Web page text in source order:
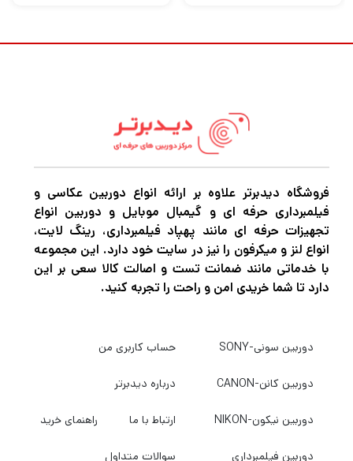
فروشگاه دیدبرتر علاوه بر ارائه انواع دوربین عکاسی و
فیلمبرداری حرفه ای و گیمبال موبایل و دوربین انواع
تجهیزات حرفه ای مانند پهپاد فیلمبرداری، رینگ لایت،
انواع لنز و میکرفون را نیز در سایت خود دارد. این مجموعه
با خدماتی مانند ضمانت تست و اصالت کالا سعی بر این
دارد تا شما خریدی امن و راحت را تجربه کنید.
دوربین سونی-SONY
دوربین کانن-CANON
دوربین نیکون-NIKON
دوربین فیلمبرداری
حساب کاربری من
درباره دیدبرتر
ارتباط با ما راهنمای خرید
سوالات متداول